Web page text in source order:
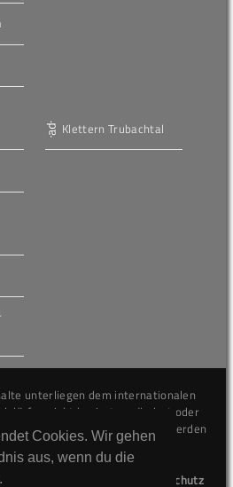
Cookies. Wir gehen
aus, wenn du die
Klettern Trubachtal
unterliegen dem internationalen
dürfen nicht kopiert, verändert oder
werden. Gegen Verstöße werden
Datenschutz